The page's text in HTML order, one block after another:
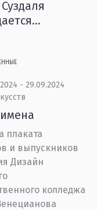
- 29.09.2024
плаката
и выпускников
Дизайн
колледжа